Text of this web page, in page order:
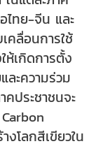
ไทย-จีน และ
คลื่อนการใช้
ห้เกิดการตั้ง
ละความร่วม
คประชาชนจะ
โลกสีเขียวใน